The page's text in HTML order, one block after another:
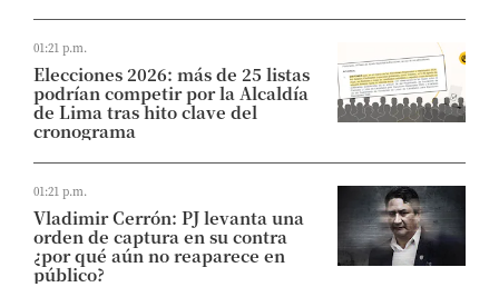
01:21 p.m.
Elecciones 2026: más de 25 listas
podrían competir por la Alcaldía
de Lima tras hito clave del
cronograma
01:21 p.m.
Vladimir Cerrón: PJ levanta una
orden de captura en su contra
¿por qué aún no reaparece en
público?